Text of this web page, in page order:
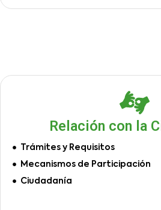
Relación con la
Trámites y Requisitos
Mecanismos de Participación
Ciudadanía